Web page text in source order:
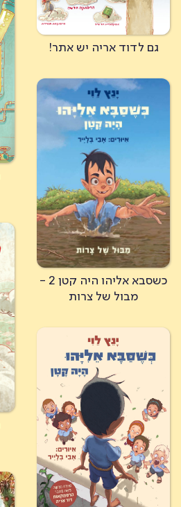
גם לדוד אריה יש אתר!
כשסבא אליהו היה קטן 2 -
מבול של צרות